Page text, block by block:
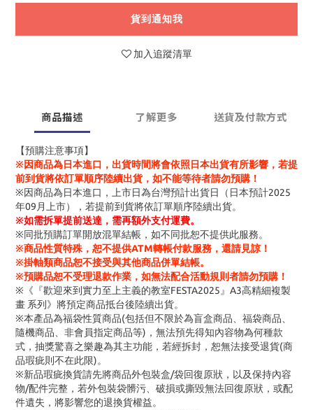
貨到通知我
加入追蹤清單
商品描述 了解更多 送貨及付款方式
【預購注意事項】
※因商品為日本進口，出貨時間將會依照日本出貨有所影響，若提
前到貨將依訂單順序陸續出貨，如不能等待者請勿預購！
※因商品為日本進口，上市日為台灣預計出貨日（日本預計2025
年09月上市），若提前到貨將依訂單順序陸續出貨。
※如需拆單提前送達，需再額外支付運費。
※同批預購訂單開放混單結帳，如不同批恕不提供此服務。
※商品性質特殊，恕不提供ATM轉帳付款服務，還請見諒！
※掛軸類商品恕不接受與其他商品併單結帳。
※預購品恕不受理退款作業，如無法配合活動規則者請勿預購！
※《『歡迎來到實力至上主義的教室FESTA2025』A3高精細複製
畫 系列》將預定商品抵台後陸續出貨。
※本產品為福袋性質商品(包括但不限於為盲盒商品、福袋商品、
隨機商品、非會員指定商品等)，無法預先得知內容物為何種款
式，抽獎驚喜之樂趣為其主功能，若經拆封，恕無法接受退貨(商
品瑕疵則不在此限)。
※新品瑕疵換貨請先將商品外包裝盒/袋回復原狀，以及保持內容
物/配件完整，若外包裝袋髒污、破損或撕毀無法回復原狀，或配
件遺失，將影響您的退換貨權益。